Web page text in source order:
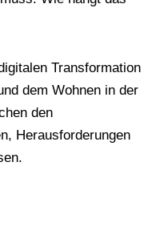
Transformation
dem Wohnen in der
den
Herausforderungen